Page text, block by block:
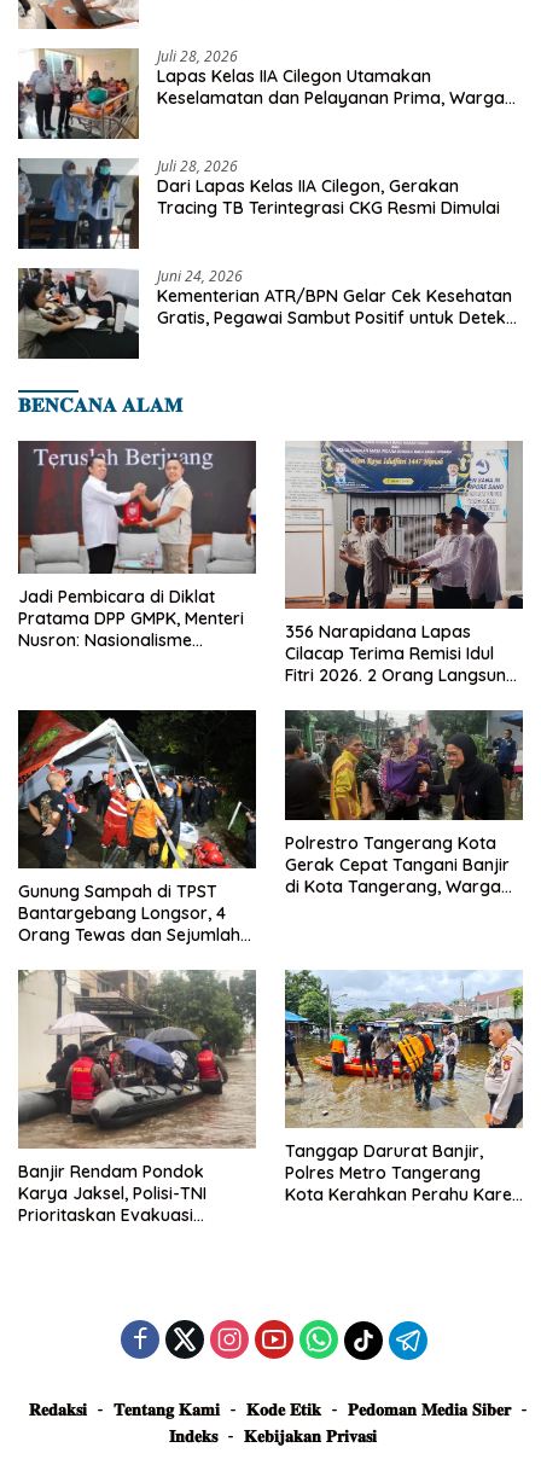
Juli 28, 2026
Lapas Kelas IIA Cilegon Utamakan
Keselamatan dan Pelayanan Prima, Warga
Juli 28, 2026
Dari Lapas Kelas IIA Cilegon, Gerakan
Tracing TB Terintegrasi CKG Resmi Dimulai
Juni 24, 2026
Kementerian ATR/BPN Gelar Cek Kesehatan
Gratis, Pegawai Sambut Positif untuk Deteksi
𝐁𝐄𝐍𝐂𝐀𝐍𝐀 𝐀𝐋𝐀𝐌
Jadi Pembicara di Diklat
Pratama DPP GMPK, Menteri
Nusron: Nasionalisme
356 Narapidana Lapas
Cilacap Terima Remisi Idul
Fitri 2026. 2 Orang Langsung
Gunung Sampah di TPST
Bantargebang Longsor, 4
Orang Tewas dan Sejumlah
Polrestro Tangerang Kota
Gerak Cepat Tangani Banjir
di Kota Tangerang, Warga
Banjir Rendam Pondok
Karya Jaksel, Polisi-TNI
Prioritaskan Evakuasi
Tanggap Darurat Banjir,
Polres Metro Tangerang
Kota Kerahkan Perahu Karet
𝐑𝐞𝐝𝐚𝐤𝐬𝐢 𝐓𝐞𝐧𝐭𝐚𝐧𝐠 𝐊𝐚𝐦𝐢 𝐊𝐨𝐝𝐞 𝐄𝐭𝐢𝐤
𝐏𝐞𝐝𝐨𝐦𝐚𝐧 𝐌𝐞𝐝𝐢𝐚 𝐒𝐢𝐛𝐞𝐫
𝐈𝐧𝐝𝐞𝐤𝐬
𝐊𝐞𝐛𝐢𝐣𝐚𝐤𝐚𝐧 𝐏𝐫𝐢𝐯𝐚𝐬𝐢